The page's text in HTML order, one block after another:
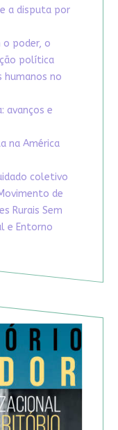
a disputa por
o poder, o
política
humanos no
avanços e
na América
coletivo
de
Rurais Sem
e Entorno